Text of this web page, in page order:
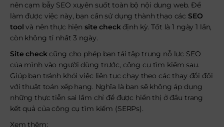
nên cạm bẫy SEO xuyên suốt toàn bộ nội dung web. Để
làm được việc này, bạn cần sử dụng thành thạo các SEO
tool và nên thực hiện site checkđịnh kỳ. Tốt là 1 ngày 1 lần,
còn không tí nhất 3 ngày.
Site checkcũng cho phép bạn tái tập trung nỗ lực SEO
của mình vào người dùng trước, công cụ tìm kiếm sau.
Giúp bạn tránh khỏi việc liên tục chạy theo các thay đổi đối
với thuật toán xếp hạng. Nghĩa là bạn sẽ không áp dụng
những thực tiễn sai lầm chỉ để được hiển thị ở đầu trang
kết quả của công cụ tìm kiếm (SERPs).
Xem thêm: